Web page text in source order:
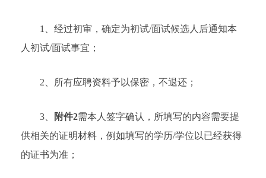
1、经过初审，确定为初试/面试候选人后通知本
人初试/面试事宜；
2、所有应聘资料予以保密，不退还；
3、 附件2需本人签字确认，所填写的内容需要提
供相关的证明材料，例如填写的学历/学位以已经获得
的证书为准；